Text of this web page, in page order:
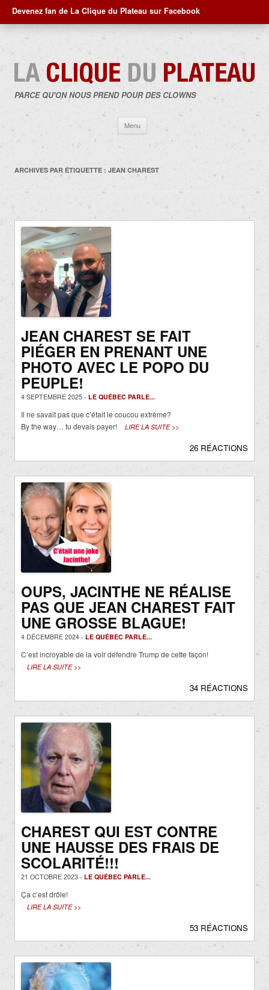
Devenez fan de La Clique du Plateau sur Facebook
PARCE QU'ON NOUS PREND POUR DES CLOWNS
Menu
contenu
ARCHIVES PAR ÉTIQUETTE : JEAN CHAREST
JEAN CHAREST SE FAIT
PIÉGER EN PRENANT UNE
PHOTO AVEC LE POPO DU
PEUPLE!
4 SEPTEMBRE 2025 - LE QUÉBEC PARLE...
Il ne savait pas que c’était le coucou extrème?
By the way… tu devais payer!
LIRE LA SUITE >>
26 RÉACTIONS
OUPS, JACINTHE NE RÉALISE
PAS QUE JEAN CHAREST FAIT
UNE GROSSE BLAGUE!
4 DÉCEMBRE 2024 - LE QUÉBEC PARLE...
C’est incroyable de la voir défendre Trump de cette façon!
LIRE LA SUITE >>
34 RÉACTIONS
CHAREST QUI EST CONTRE
UNE HAUSSE DES FRAIS DE
SCOLARITÉ!!!
21 OCTOBRE 2023 - LE QUÉBEC PARLE...
Ça c’est drôle!
LIRE LA SUITE >>
53 RÉACTIONS